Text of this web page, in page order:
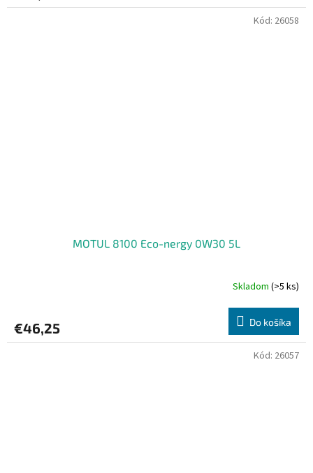
MOTUL 8100 Eco-nergy 0W30 5L
Skladom (>5 ks)
€46,25 Do košíka
Kód: 26058
Kód: 26057